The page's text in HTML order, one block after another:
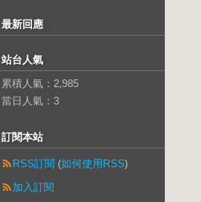
最新回應
站台人氣
累積人氣： 2,985
當日人氣： 3
訂閱本站
RSS訂閱 (如何使用RSS)
加入訂閱